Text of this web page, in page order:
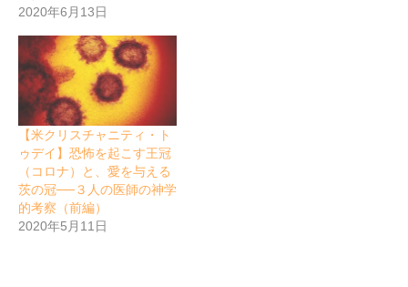
2020年6月13日
【米クリスチャニティ・ト
ゥデイ】恐怖を起こす王冠
（コロナ）と、愛を与える
茨の冠──３人の医師の神学
的考察（前編）
2020年5月11日